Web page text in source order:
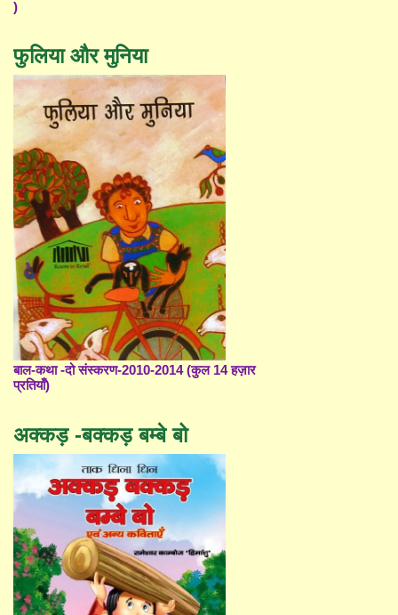
)
फुलिया और मुनिया
बाल-कथा -दो संस्करण-2010-2014 (कुल 14 हज़ार
प्रतियाँ)
अक्कड़ -बक्कड़ बम्बे बो